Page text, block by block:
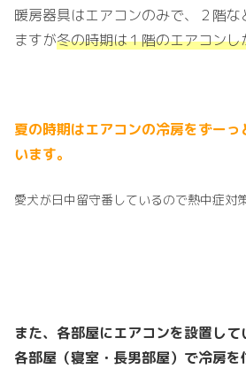
暖房器具はエアコンのみで、２階な
ますが冬の時期は１階のエアコンし
夏の時期はエアコンの冷房をずー
います。
愛犬が日中留守番しているので熱中症対
また、各部屋にエアコンを設置し
各部屋（寝室・長男部屋）で冷房を